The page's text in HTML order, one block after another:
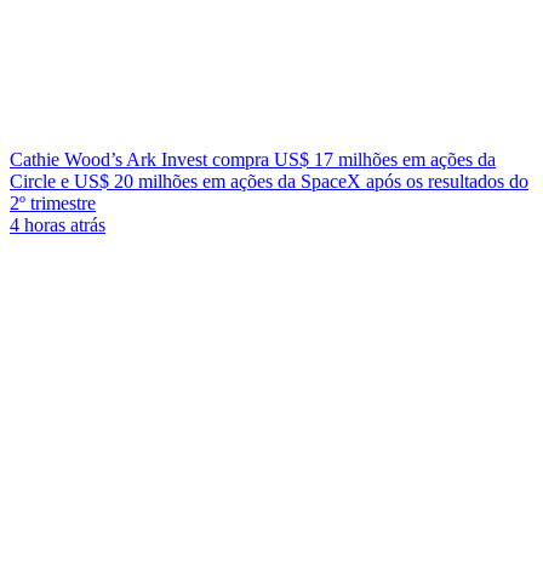
Cathie Wood’s Ark Invest compra US$ 17 milhões em ações da
Circle e US$ 20 milhões em ações da SpaceX após os resultados do
2º trimestre
4 horas atrás